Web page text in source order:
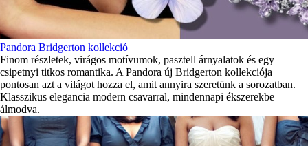
Pandora Bridgerton kollekció
Finom részletek, virágos motívumok, pasztell árnyalatok és egy
csipetnyi titkos romantika. A Pandora új Bridgerton kollekciója
pontosan azt a világot hozza el, amit annyira szeretünk a sorozatban.
Klasszikus elegancia modern csavarral, mindennapi ékszerekbe
álmodva.